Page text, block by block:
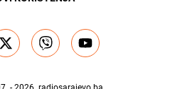
- 2026. radiosarajevo.ba